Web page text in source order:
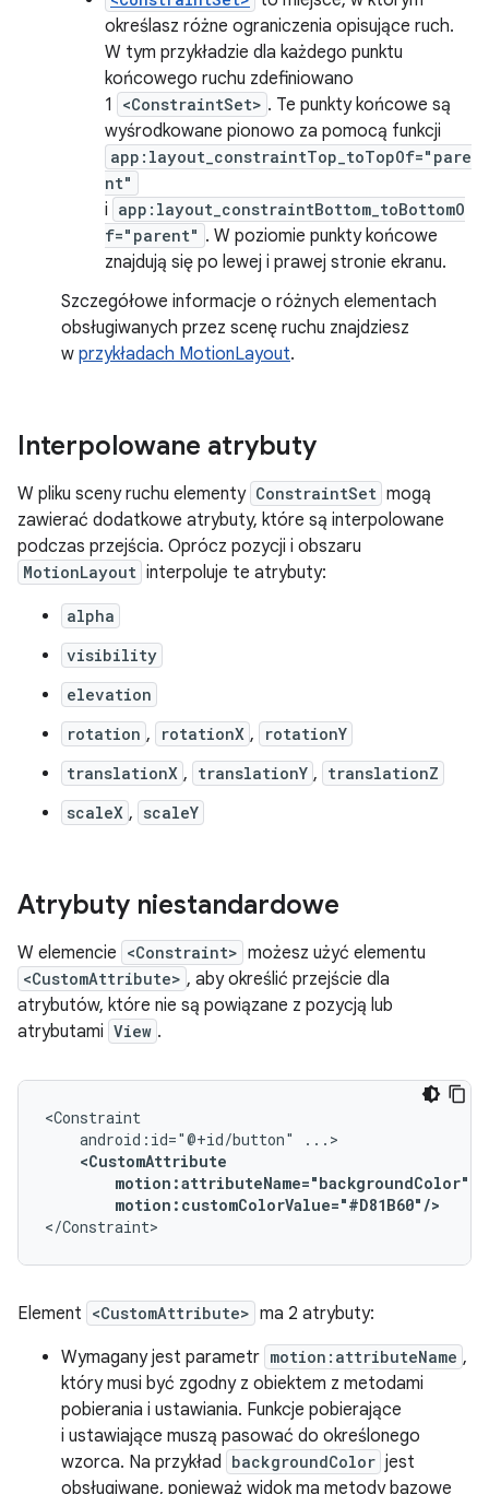
określasz różne ograniczenia opisujące ruch.
W tym przykładzie dla każdego punktu
końcowego ruchu zdefiniowano
1
<ConstraintSet> . Te punkty końcowe są
wyśrodkowane pionowo za pomocą funkcji
app:layout_constraintTop_toTopOf="pare
nt"
i app:layout_constraintBottom_toBottomO
f="parent" . W poziomie punkty końcowe
znajdują się po lewej i prawej stronie ekranu.
Szczegółowe informacje o różnych elementach
obsługiwanych przez scenę ruchu znajdziesz
w przykładach MotionLayout.
Interpolowane atrybuty
W pliku sceny ruchu elementy ConstraintSet mogą
zawierać dodatkowe atrybuty, które są interpolowane
podczas przejścia. Oprócz pozycji i obszaru
MotionLayout interpoluje te atrybuty:
alpha
visibility
elevation
rotation , rotationX ,
rotationY
translationX , translationY , translationZ
scaleX , scaleY
Atrybuty niestandardowe
W elemencie <Constraint> możesz użyć elementu
<CustomAttribute> , aby określić przejście dla
atrybutów, które nie są powiązane z pozycją lub
atrybutami View .
android:id="@+id/button"
motion:customColorValue="#D81B60"/>
</Constraint>
Element <CustomAttribute> ma 2 atrybuty:
Wymagany jest parametr motion:attributeName ,
który musi być zgodny z obiektem z metodami
pobierania i ustawiania. Funkcje pobierające
i ustawiające muszą pasować do określonego
wzorca. Na przykład backgroundColor jest
obsługiwane, ponieważ widok ma metody bazowe